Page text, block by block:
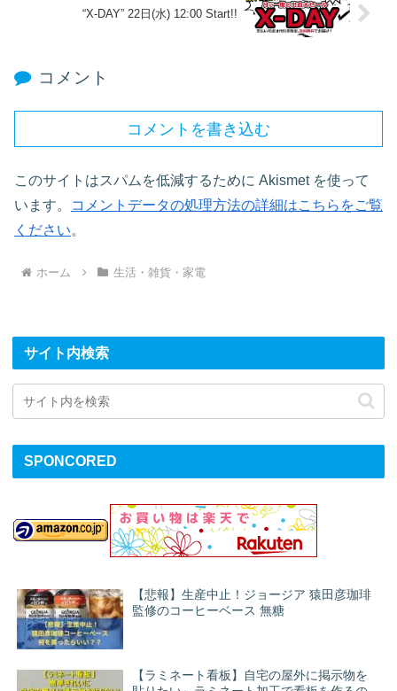
“X-DAY” 22日(水) 12:00 Start!!
コメント
コメントを書き込む
このサイトはスパムを低減するために Akismet を使って
います。
コメントデータの処理方法の詳細はこちらをご覧
ください。
ホーム 生活・雑貨・家電
サイト内検索
SPONCORED
【悲報】生産中止！ジョージア 猿田彦珈琲
監修のコーヒーベース 無糖
【ラミネート看板】自宅の屋外に掲示物を